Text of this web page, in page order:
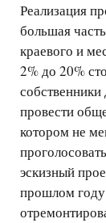
Реализация
большая
краевого и
2% до 20%
провести
котором не
эскизный
прошлом году